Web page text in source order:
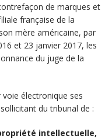
de marques et
française de la
mère américaine, par
et 23 janvier 2017, les
du juge de la
électronique ses
du tribunal de :
intellectuelle,